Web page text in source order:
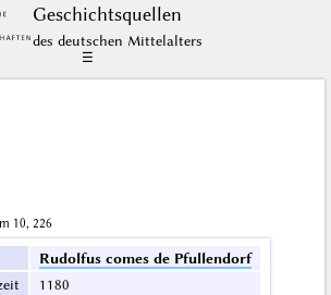
Geschichts­quellen
des deutschen Mittelalters
☰
10, 226
Rudolfus comes de Pfullendorf
1180